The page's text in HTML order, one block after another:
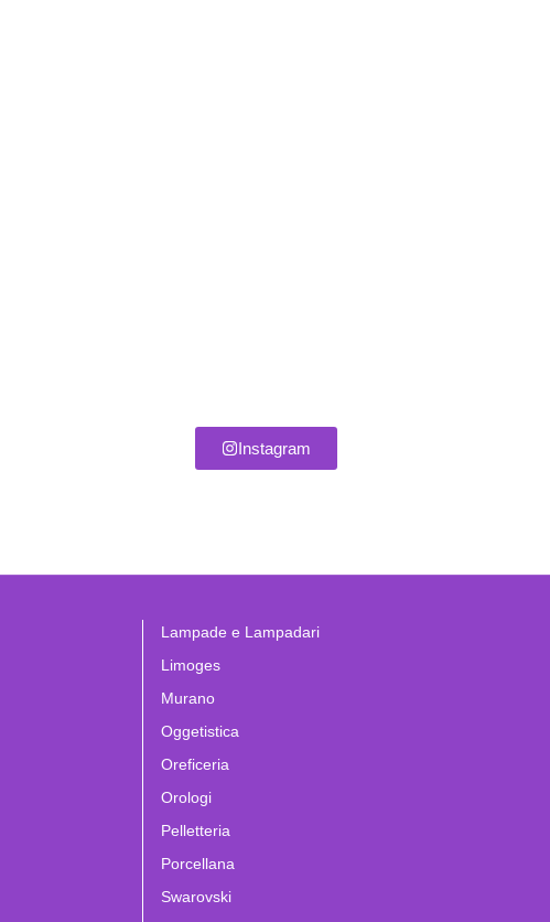
Instagram
Lampade e Lampadari
Limoges
Murano
Oggetistica
Oreficeria
Orologi
Pelletteria
Porcellana
Swarovski